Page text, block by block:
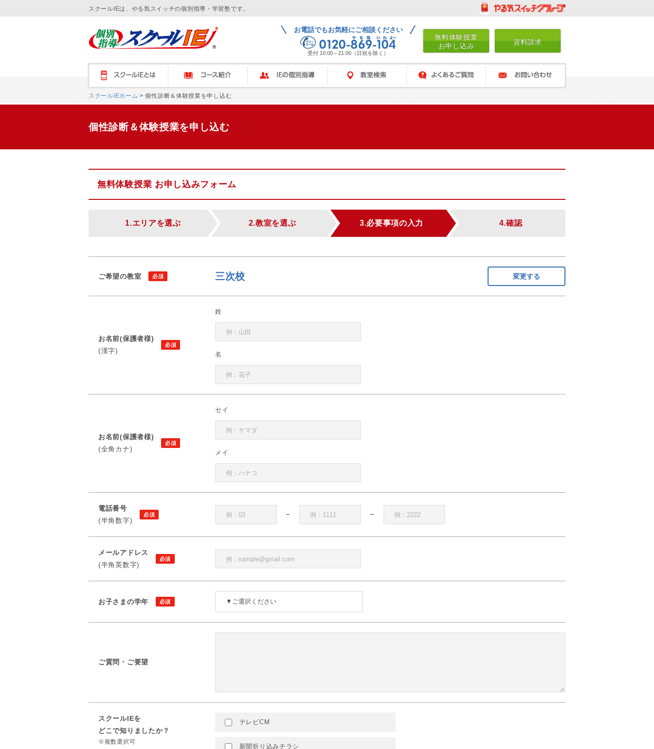
スクールIEは、やる気スイッチの個別指導・学習塾です。
お電話でもお気軽にご相談ください
受付 10:00～21:00（日祝を除く）
無料体験授業
お申し込み
資料請求
スクールＩＥとは コース紹介 IEの個別指導 教室検索 よくあるご質問 お問い合わせ
スクールIEホーム> 個性診断＆体験授業を申し込む
個性診断＆体験授業を申し込む
無料体験授業 お申し込みフォーム
1.エリアを選ぶ 2.教室を選ぶ 3.必要事項の入力 4.確認
ご希望の教室 三次校 変更する
お名前(保護者様)
(漢字)
姓
名
お名前(保護者様)
(全角カナ)
セイ
メイ
電話番号
(半角数字)
− −
メールアドレス
(半角英数字)
お子さまの学年
ご質問・ご要望
スクールIEを
どこで知りましたか？
※複数選択可
テレビCM
新聞折り込みチラシ